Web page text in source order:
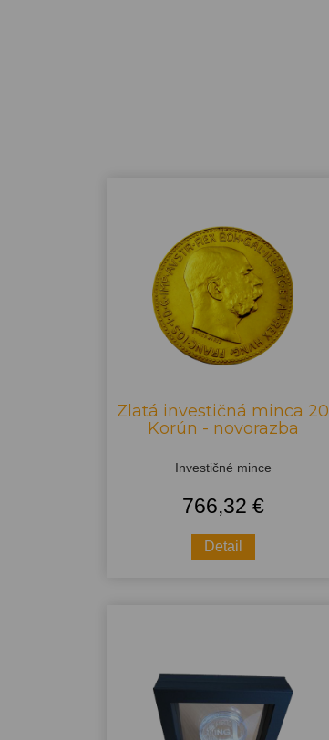
Zlatá investičná minca 20
Korún - novorazba
Investičné mince
766,32 €
Detail